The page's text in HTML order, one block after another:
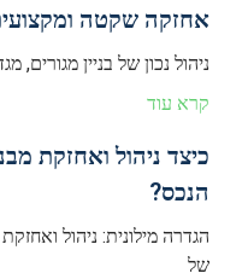
אחזקה שקטה
ניהול נכון של בניין מגורים,
קרא עוד
כיצד ניהול ואחזקת
הנכס?
הגדרה מילונית: ניהול
של